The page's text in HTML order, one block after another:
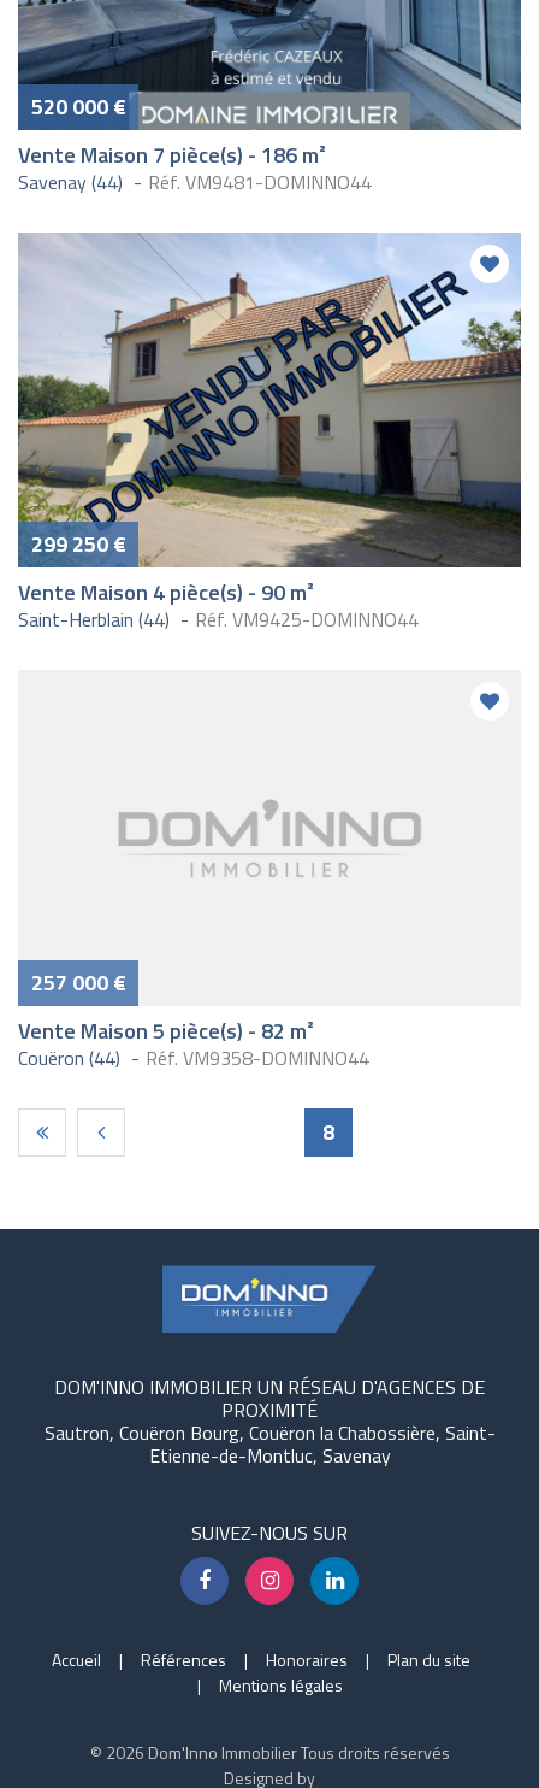
520 000 €
Vente Maison 7 pièce(s) - 186 m²
Savenay (44) Réf. VM9481-DOMINNO44
299 250 €
Vente Maison 4 pièce(s) - 90 m²
Saint-Herblain (44) Réf. VM9425-DOMINNO44
257 000 €
Vente Maison 5 pièce(s) - 82 m²
Couëron (44) Réf. VM9358-DOMINNO44
Pages 8
DOM'INNO IMMOBILIER UN RÉSEAU D'AGENCES DE
PROXIMITÉ
Sautron, Couëron Bourg, Couëron la Chabossière, Saint-
Etienne-de-Montluc, Savenay
SUIVEZ-NOUS SUR
Accueil Références Honoraires
Plan du site
Mentions légales
© 2026 Dom'Inno Immobilier Tous droits réservés
Designed by